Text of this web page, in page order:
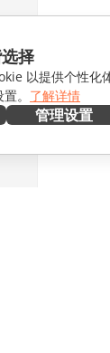
择
以提供个性化
。 了解详情
管理设置